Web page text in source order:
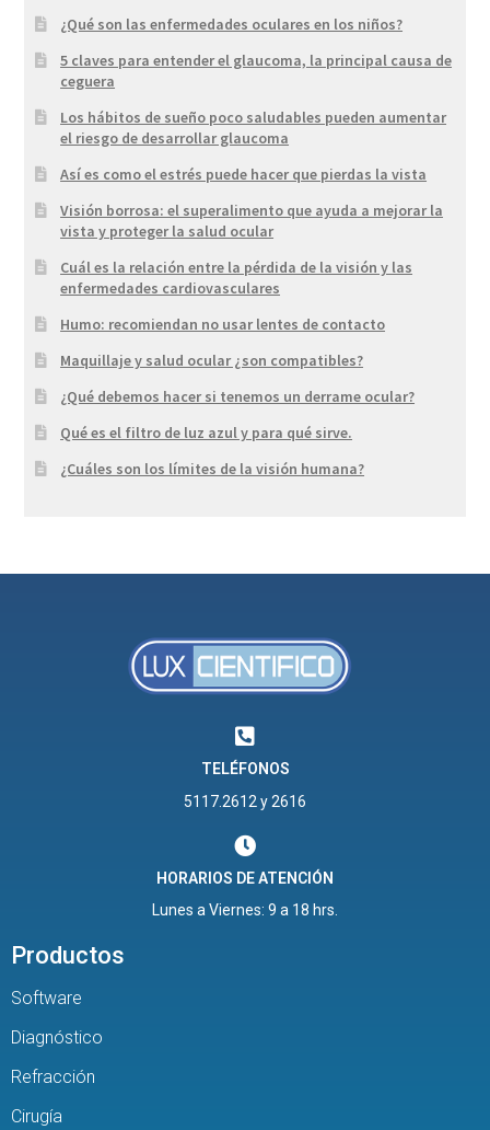
¿Qué son las enfermedades oculares en los niños?
5 claves para entender el glaucoma, la principal causa de
ceguera
Los hábitos de sueño poco saludables pueden aumentar
el riesgo de desarrollar glaucoma
Así es como el estrés puede hacer que pierdas la vista
Visión borrosa: el superalimento que ayuda a mejorar la
vista y proteger la salud ocular
Cuál es la relación entre la pérdida de la visión y las
enfermedades cardiovasculares
Humo: recomiendan no usar lentes de contacto
Maquillaje y salud ocular ¿son compatibles?
¿Qué debemos hacer si tenemos un derrame ocular?
Qué es el filtro de luz azul y para qué sirve.
¿Cuáles son los límites de la visión humana?
TELÉFONOS
5117.2612 y 2616
HORARIOS DE ATENCIÓN
Lunes a Viernes: 9 a 18 hrs.
Productos
Software
Diagnóstico
Refracción
Cirugía